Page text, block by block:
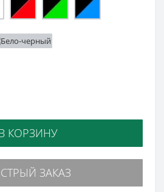
КОРЗИНУ
ЗАКАЗ